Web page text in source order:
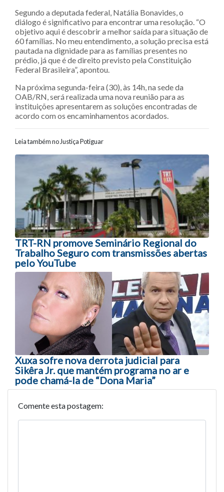
Segundo a deputada federal, Natália Bonavides, o
diálogo é significativo para encontrar uma resolução. “O
objetivo aqui é descobrir a melhor saída para situação de
60 famílias. No meu entendimento, a solução precisa está
pautada na dignidade para as famílias presentes no
prédio, já que é de direito previsto pela Constituição
Federal Brasileira”, apontou.
Na próxima segunda-feira (30), às 14h, na sede da
OAB/RN, será realizada uma nova reunião para as
instituições apresentarem as soluções encontradas de
acordo com os encaminhamentos acordados.
Leia também no Justiça Potiguar
Navegação entre posts
TRT-RN promove Seminário Regional do
Trabalho Seguro com transmissões abertas
pelo YouTube
Xuxa sofre nova derrota judicial para
Sikêra Jr. que mantém programa no ar e
pode chamá-la de “Dona Maria”
Comente esta postagem: